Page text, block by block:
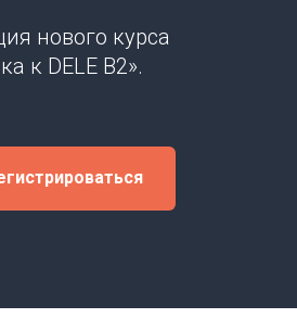
нового курса
к DELE B2».